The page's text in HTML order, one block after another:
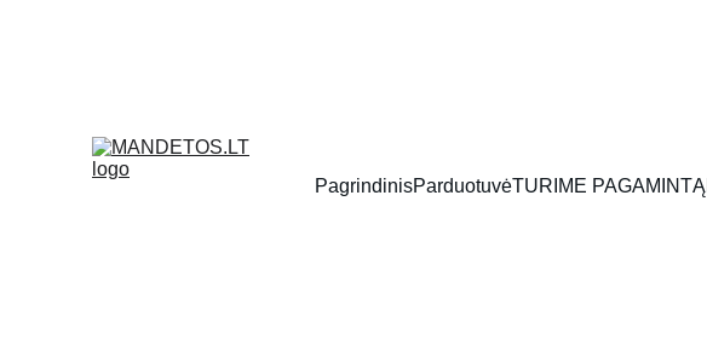
PagrindinisParduotuvėTURIME PAGAMINTĄ